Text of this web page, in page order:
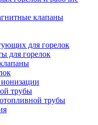
клапаны
для горелок
для горелок
трубы
трубы